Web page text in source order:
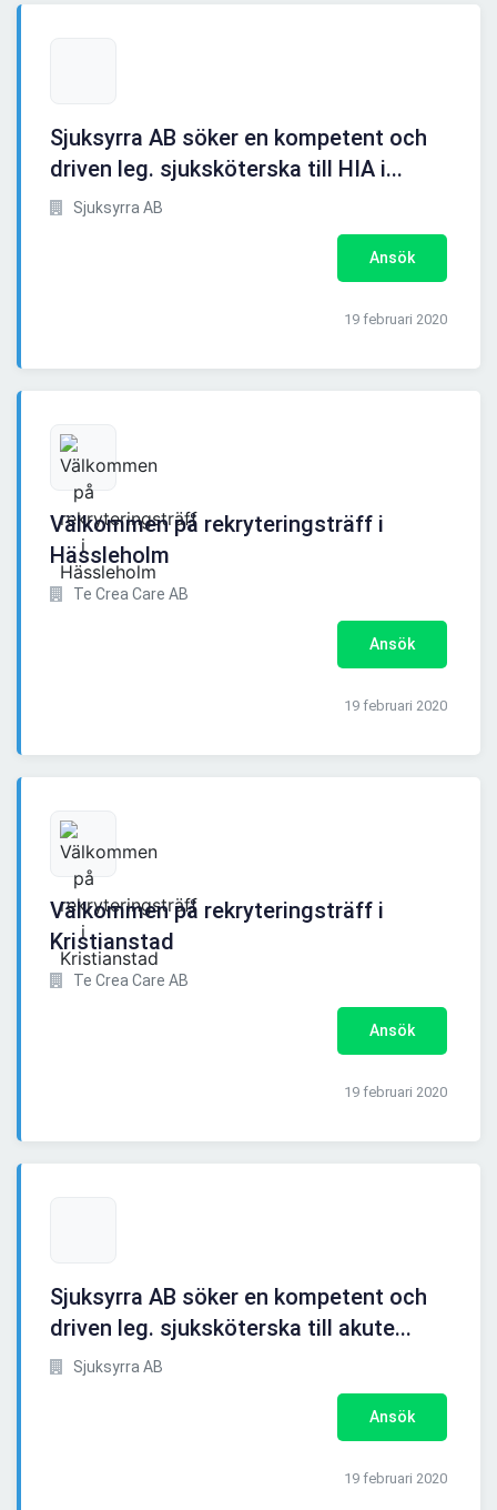
Sjuksyrra AB söker en kompetent och
driven leg. sjuksköterska till HIA i...
Sjuksyrra AB
Ansök
19 februari 2020
Välkommen på rekryteringsträff i
Hässleholm
Te Crea Care AB
Ansök
19 februari 2020
Välkommen på rekryteringsträff i
Kristianstad
Te Crea Care AB
Ansök
19 februari 2020
Sjuksyrra AB söker en kompetent och
driven leg. sjuksköterska till akute...
Sjuksyrra AB
Ansök
19 februari 2020